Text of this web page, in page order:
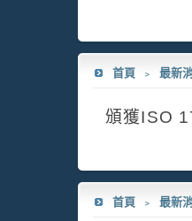
首頁 ﹥ 最新
頒獲ISO
首頁 ﹥ 最新